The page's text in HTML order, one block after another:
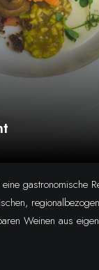
gastronomische
Weinen aus